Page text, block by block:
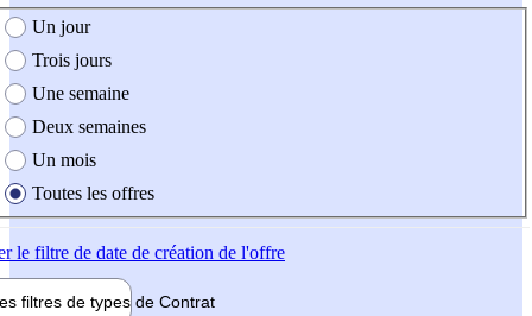
création de l'offre
Un jour
Trois jours
Une semaine
Deux semaines
Un mois
Toutes les offres
le filtre de date de création de l'offre
filtres de types de Contrat